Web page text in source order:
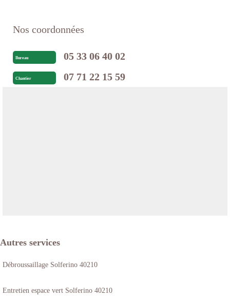
Nos coordonnées
Bureau 05 33 06 40 02
Chantier 07 71 22 15 59
Autres services
Débroussaillage Solferino 40210
Entretien espace vert Solferino 40210